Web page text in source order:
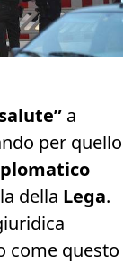
a
per quello
della Lega.
come questo